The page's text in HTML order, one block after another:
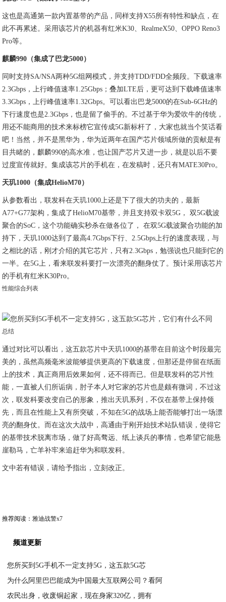
这也是高通第一款内置基带的产品，同样支持X55所有特性和缺点，在
此不再累述。采用该芯片的机器有红米K30、RealmeX50、OPPO Reno3
Pro等。
麒麟990（集成了巴龙5000）
同时支持SA/NSA两种5G组网模式，并支持TDD/FDD全频段。下载速率
2.3Gbps，上行峰值速率1.25Gbps；叠加LTE后，更可达到下载峰值速率
3.3Gbps，上行峰值速率1.32Gbps。可以看出巴龙5000的在Sub-6GHz的
下行速度也是2.3Gbps，也是留了偷手的。不过基于华为爱吹牛的传统，
用还不能商用的技术来标榜它宣传成5G新标杆了，大家也就当个笑话看
吧！当然，并不是黑华为，华为近两年在国产芯片领域所做的贡献是有
目共睹的，麒麟990的高水准，也让国产芯片又进一步，就是以后不要
过度宣传就好。集成该芯片的手机在，在发稿时，还只有MATE30Pro。
天玑1000（集成HelioM70）
从参数看出，联发科在天玑1000上还是下了很大的功夫的，最新
A77+G77架构，集成了HelioM70基带，并且支持双卡双5G， 双5G载波
聚合的SoC，这个功能确实秒杀在做各位了， 在双5G载波聚合功能的加
持下，天玑1000达到了最高4.7Gbps下行、2.5Gbps上行的速度表现，与
之相比的话，刚才介绍的其它芯片，只有2.3Gbps，勉强说也只能到它的
一半。在5G上，看来联发科要打一次漂亮的翻身仗了。预计采用该芯片
的手机有红米K30Pro。
性能综合列表
总结
通过对比可以看出，这五款芯片中天玑1000的基带在目前这个时段最完
美的，虽然高频毫米波能够提供更高的下载速度，但那还是停留在纸面
上的技术，真正商用后效果如何，还不得而已。但是联发科的芯片性
能，一直被人们所诟病，肘子本人对它家的芯片也是颇有微词，不过这
次，联发科要改变自己的形象，推出天玑系列，不仅在基带上保持领
先，而且在性能上又有所突破，不知在5G的战场上能否能够打出一场漂
亮的翻身仗。而在这次大战中，高通由于刚开始技术站队错误，使得它
的基带技术脱离市场，做了好高骛远、纸上谈兵的事情，也希望它能悬
崖勒马，亡羊补牢来追赶华为和联发科。
文中若有错误，请给予指出，立刻改正。
推荐阅读：雅迪战警x7
频道更新
您所买到5G手机不一定支持5G，这五款5G芯
为什么阿里巴巴能成为中国最大互联网公司？看阿
农民出身，收废铜起家，现在身家320亿，拥有